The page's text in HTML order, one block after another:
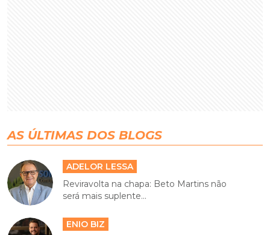
AS ÚLTIMAS DOS BLOGS
ADELOR LESSA
Reviravolta na chapa: Beto Martins não
será mais suplente...
ENIO BIZ